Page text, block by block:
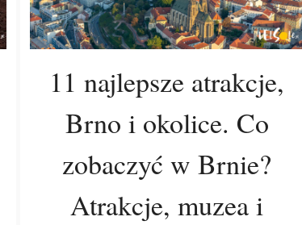
11 najlepsze atrakcje,
Brno i okolice. Co
zobaczyć w Brnie?
Atrakcje, muzea i